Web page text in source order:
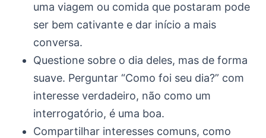
uma viagem ou comida que postaram pode
ser bem cativante e dar início a mais
conversa.
Questione sobre o dia deles, mas de forma
suave. Perguntar “Como foi seu dia?” com
interesse verdadeiro, não como um
interrogatório, é uma boa.
Compartilhar interesses comuns, como